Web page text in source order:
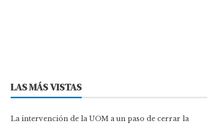
LAS MÁS VISTAS
La intervención de la UOM a un paso de cerrar la